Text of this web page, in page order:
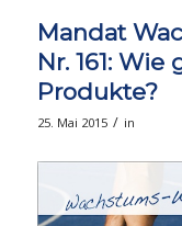
Mandat
Nr. 161:
Produkte?
25. Mai 2015 / in